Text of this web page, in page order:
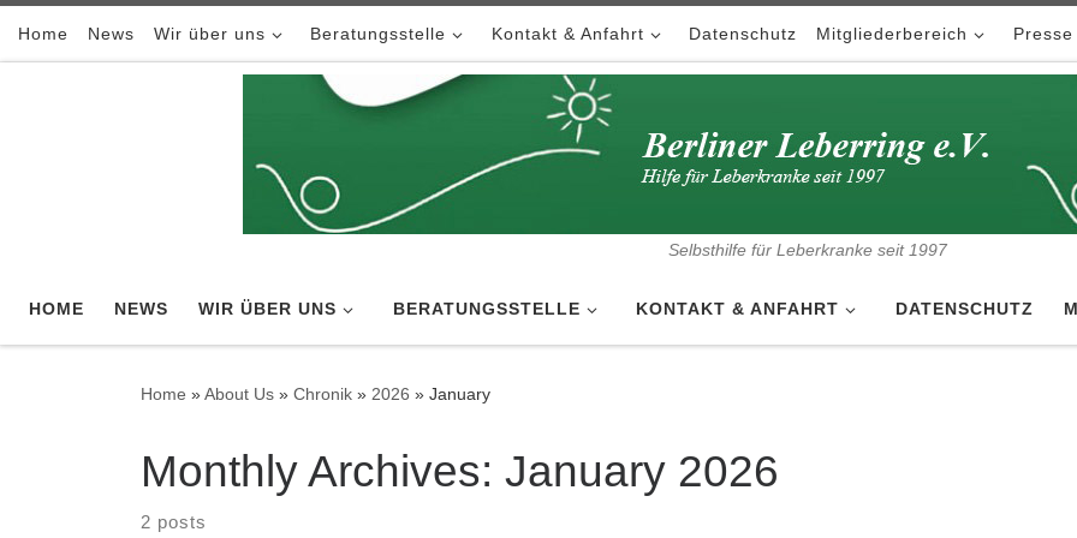
Skip to content
Home News Wir über uns Beratungsstelle Kontakt & Anfahrt Datenschutz Mitgliederbereich Presse
Selbsthilfe für Leberkranke seit 1997
HOME NEWS WIR ÜBER UNS BERATUNGSSTELLE KONTAKT & ANFAHRT DATENSCHUTZ
Home »About Us » Chronik » 2026 » January
Monthly Archives: January 2026
2 posts